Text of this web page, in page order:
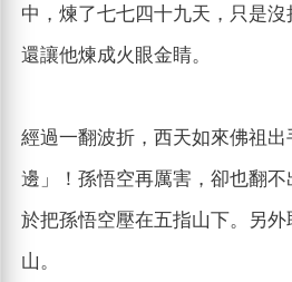
中，煉了七七四十九天，只是沒
還讓他煉成火眼金睛。
經過一翻波折，西天如來佛祖
邊」！孫悟空再厲害，卻也翻
於把孫悟空壓在五指山下。另
山。